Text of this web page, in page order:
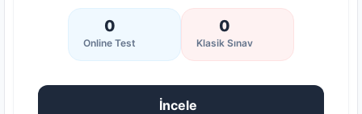
0
Online Test
0
Klasik Sınav
İncele